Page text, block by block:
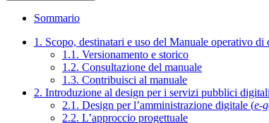
Sommario
1. Scopo, destinatari e uso del Manuale operativo di
1.1. Versionamento e storico
1.2. Consultazione del manuale
1.3. Contribuisci al manuale
2. Introduzione al design per i servizi pubblici digitali
2.1. Design per l’amministrazione digitale (e-
2.2. L’approccio progettuale